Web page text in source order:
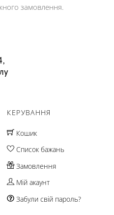
замовлення.
КЕРУВАННЯ
Кошик
Список бажань
Замовлення
Мій акаунт
Забули свій пароль?